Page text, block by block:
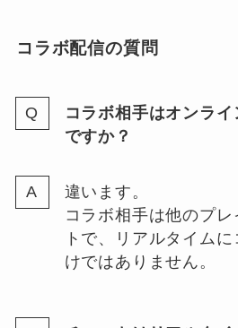
コラボ配信の質問
コラボ相手はオンラ
ですか？
違います。
コラボ相手は他のプ
トで、リアルタイム
けではありません。